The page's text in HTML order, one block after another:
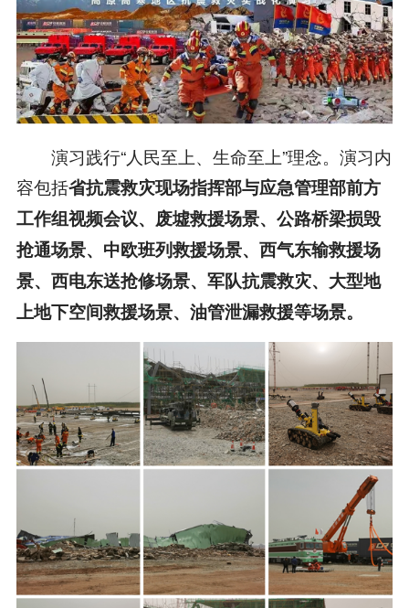
演习践行“人民至上、生命至上”理念。演习内
容包括省抗震救灾现场指挥部与应急管理部前方
工作组视频会议、废墟救援场景、公路桥梁损毁
抢通场景、中欧班列救援场景、西气东输救援场
景、西电东送抢修场景、军队抗震救灾、大型地
上地下空间救援场景、油管泄漏救援等场景。